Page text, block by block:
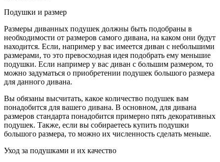
Подушки и размер
Размеры диванных подушек должны быть подобраны в
необходимости от размеров самого дивана, на каком они будут
находится. Если, например у вас имеется диван с небольшими
размерами, то это превосходная идея подобрать ему меньшие
подушки. Если например у вас диван с большим размером, то
можно задуматься о приобретении подушек большого размера
для данного дивана.
Вы обязаны высчитать, какое количество подушек вам
понадобится для вашего дивана. В основном, для дивана
размеров стандарта понадобится примерно пять декоративных
подушек. Также, если вы собираетесь купить подушки
большого размера, то можно их численность сделать меньше.
Уход за подушками и их качество